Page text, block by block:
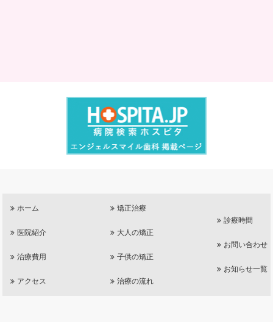
ホーム
医院紹介
治療費用
アクセス
矯正治療
大人の矯正
子供の矯正
治療の流れ
診療時間
お問い合わせ
お知らせ一覧